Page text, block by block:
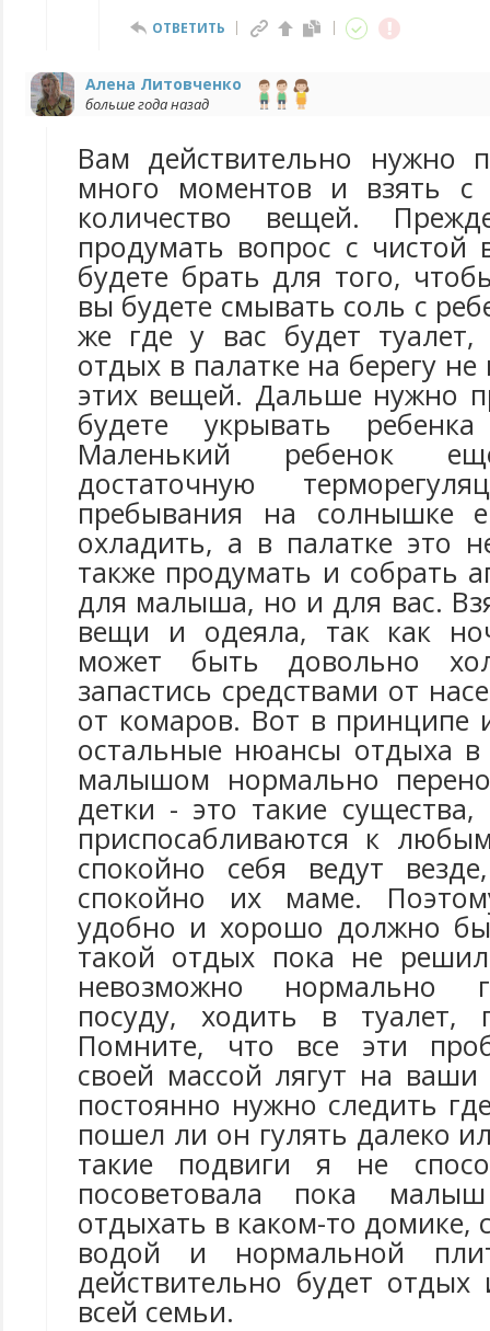
ОТВЕТИТЬ
Алена Литовченко
больше года назад
Вам действительно нужно
много моментов и взять с
количество вещей.
продумать вопрос с чистой
будете брать для того,
вы будете смывать соль с
же где у вас будет
отдых в палатке на берегу не
этих вещей. Дальше нужно
будете укрывать
Маленький ребенок
достаточную
пребывания на солнышке
охладить, а в палатке это
также продумать и собрать
для малыша, но и для вас.
вещи и одеяла, так как
может быть довольно
запастись средствами от
от комаров. Вот в принципе
остальные нюансы отдыха
малышом нормально
детки - это такие
приспосабливаются к
спокойно себя ведут
спокойно их маме.
удобно и хорошо должно
такой отдых пока не
невозможно нормально
посуду, ходить в туалет,
Помните, что все эти
своей массой лягут на
постоянно нужно следить
пошел ли он гулять далеко
такие подвиги я не
посоветовала пока
отдыхать в каком-то домике,
водой и нормальной
действительно будет
всей семьи.